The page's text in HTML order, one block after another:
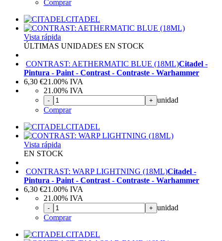
Comprar
CITADEL
Vista rápida
ÚLTIMAS UNIDADES EN STOCK
CONTRAST: AETHERMATIC BLUE (18ML)Citadel -
Pintura - Paint - Contrast - Contraste - Warhammer
6,30 €21.00% IVA
21.00% IVA
- + unidad
Comprar
CITADEL
Vista rápida
EN STOCK
CONTRAST: WARP LIGHTNING (18ML)Citadel -
Pintura - Paint - Contrast - Contraste - Warhammer
6,30 €21.00% IVA
21.00% IVA
- + unidad
Comprar
CITADEL